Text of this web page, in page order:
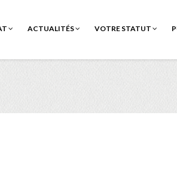
ACTUALITÉS VOTRE STATUT